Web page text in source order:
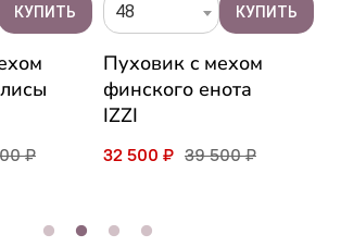
₽
48
Пуховик c мехом
финского енота
IZZI
32 500 ₽ 39 500 ₽